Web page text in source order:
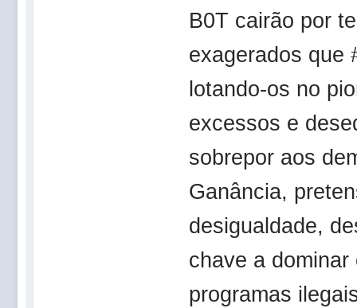
B0T cairão por
exagerados que
lotando-os no
excessos e
sobrepor aos
Ganância,
desigualdade,
chave a
programas